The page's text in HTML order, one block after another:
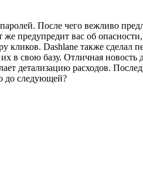
После чего вежливо
предупредит вас об
кликов. Dashlane также
в свою базу. Отличная новость
детализацию расходов.
до следующей?